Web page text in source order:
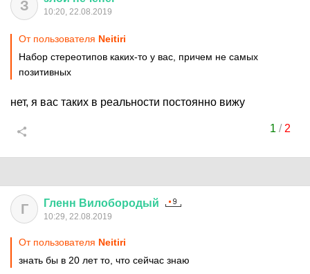
З 10:20, 22.08.2019
От пользователя Neitiri
Набор стереотипов каких-то у вас, причем не самых
позитивных
нет, я вас таких в реальности постоянно вижу
1 / 2
Г Гленн Вилобородый
10:29, 22.08.2019
От пользователя Neitiri
знать бы в 20 лет то, что сейчас знаю